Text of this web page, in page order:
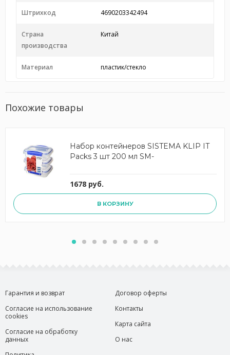
Штрихкод 4690203342494
Страна
производства
Китай
Материал пластик/стекло
Похожие товары
Набор контейнеров SISTEMA KLIP IT
Packs 3 шт 200 мл SM-
1678 руб.
В КОРЗИНУ
Гарантия и возврат
Согласие на использование
cookies
Согласие на обработку
данных
Договор оферты
Контакты
Карта сайта
О нас